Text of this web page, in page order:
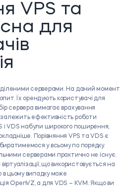
VPS та
для
серверами. На даний момент
Їх орендують користувачі для
сервера вимагає врахування
ефективність роботи
і VDS набули широкого поширення,
Порівняння VPS та VDS є
у всьому по порядку.
серверами практично не існує.
що використовується на
в цьому випадку може
OpenVZ, а для VDS – KVM. Якщо ви